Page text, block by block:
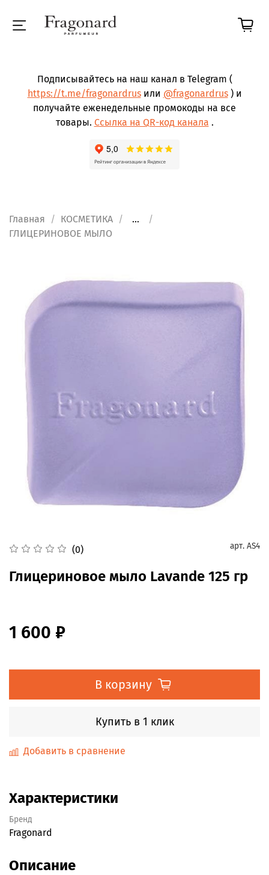
Подписывайтесь на наш канал в Telegram (
https://t.me/fragonardrusили @fragonardrus) и
получайте еженедельные промокоды на все
товары. Ссылка на QR-код канала .
Главная КОСМЕТИКА
...
ГЛИЦЕРИНОВОЕ МЫЛО
(0) арт. AS4
Глицериновое мыло Lavande 125 гр
1 600 ₽
В корзину
Купить в 1 клик
Добавить в сравнение
Характеристики
Бренд
Fragonard
Описание